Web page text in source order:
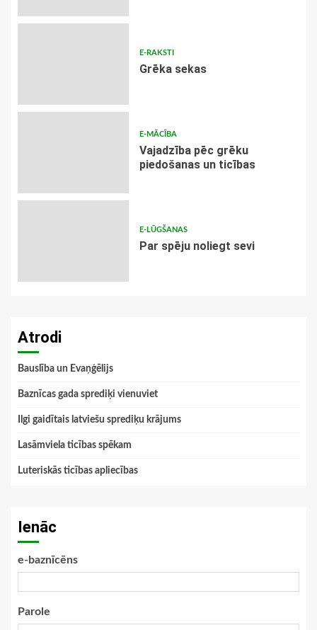
E-RAKSTI
Grēka sekas
E-MĀCĪBA
Vajadzība pēc grēku
piedošanas un ticības
E-LŪGŠANAS
Par spēju noliegt sevi
Atrodi
Bauslība un Evaņģēlijs
Baznīcas gada sprediķi vienuviet
Ilgi gaidītais latviešu sprediķu krājums
Lasāmviela ticības spēkam
Luteriskās ticības apliecības
Ienāc
e-baznīcēns
Parole